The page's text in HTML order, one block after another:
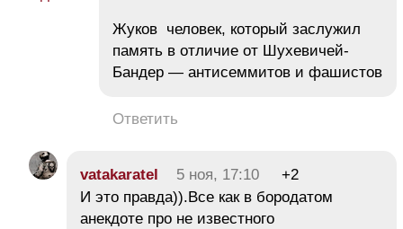
Жуков человек, который заслужил
память в отличие от Шухевичей-
Бандер — антисеммитов и фашистов
Ответить
vatakaratel 5 ноя, 17:10
+2
И это правда)).Все как в бородатом
анекдоте про не известного